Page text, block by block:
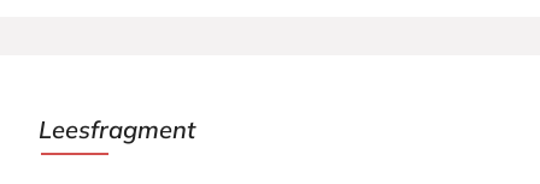
Leesfragment